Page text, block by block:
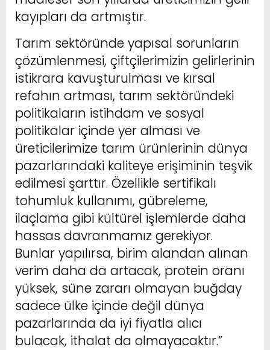
kayıpları da artmıştır.
Tarım sektöründe yapısal sorunların
çözümlenmesi, çiftçilerimizin gelirlerinin
istikrara kavuşturulması ve kırsal
refahın artması, tarım sektöründeki
politikaların istihdam ve sosyal
politikalar içinde yer alması ve
üreticilerimize tarım ürünlerinin dünya
pazarlarındaki kaliteye erişiminin teşvik
edilmesi şarttır. Özellikle sertifikalı
tohumluk kullanımı, gübreleme,
ilaçlama gibi kültürel işlemlerde daha
hassas davranmamız gerekiyor.
Bunlar yapılırsa, birim alandan alınan
verim daha da artacak, protein oranı
yüksek, süne zararı olmayan buğday
sadece ülke içinde değil dünya
pazarlarında da iyi fiyatla alıcı
bulacak, ithalat da olmayacaktır.”